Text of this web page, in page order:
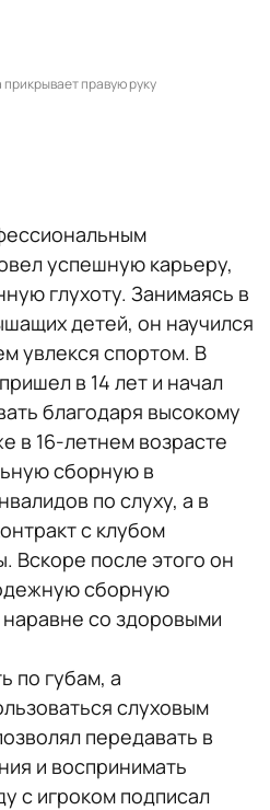
правую руку
успешную карьеру,
глухоту. Занимаясь в
детей, он научился
увлекся спортом. В
в 14 лет и начал
благодаря высокому
в 16-летнем возрасте
сборную в
по слуху, а в
с клубом
Вскоре после этого он
сборную
со здоровыми
по губам, а
слуховым
передавать в
и воспринимать
с игроком подписал